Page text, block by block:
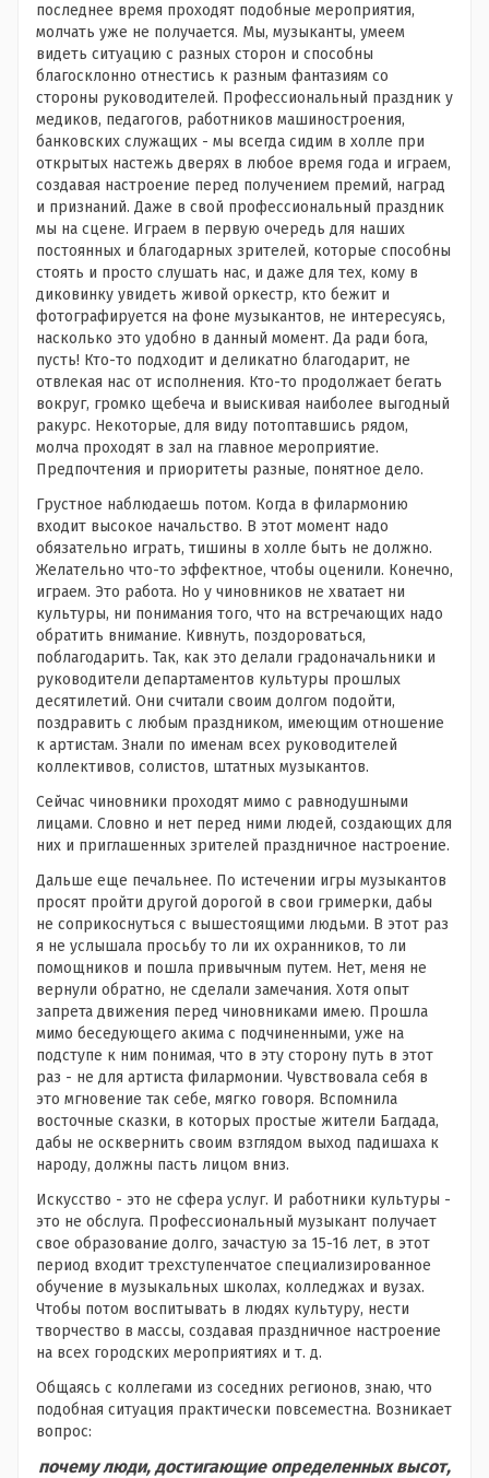
последнее время проходят подобные мероприятия,
молчать уже не получается. Мы, музыканты, умеем
видеть ситуацию с разных сторон и способны
благосклонно отнестись к разным фантазиям со
стороны руководителей. Профессиональный праздник у
медиков, педагогов, работников машиностроения,
банковских служащих - мы всегда сидим в холле при
открытых настежь дверях в любое время года и играем,
создавая настроение перед получением премий, наград
и признаний. Даже в свой профессиональный праздник
мы на сцене. Играем в первую очередь для наших
постоянных и благодарных зрителей, которые способны
стоять и просто слушать нас, и даже для тех, кому в
диковинку увидеть живой оркестр, кто бежит и
фотографируется на фоне музыкантов, не интересуясь,
насколько это удобно в данный момент. Да ради бога,
пусть! Кто-то подходит и деликатно благодарит, не
отвлекая нас от исполнения. Кто-то продолжает бегать
вокруг, громко щебеча и выискивая наиболее выгодный
ракурс. Некоторые, для виду потоптавшись рядом,
молча проходят в зал на главное мероприятие.
Предпочтения и приоритеты разные, понятное дело.
Грустное наблюдаешь потом. Когда в филармонию
входит высокое начальство. В этот момент надо
обязательно играть, тишины в холле быть не должно.
Желательно что-то эффектное, чтобы оценили. Конечно,
играем. Это работа. Но у чиновников не хватает ни
культуры, ни понимания того, что на встречающих надо
обратить внимание. Кивнуть, поздороваться,
поблагодарить. Так, как это делали градоначальники и
руководители департаментов культуры прошлых
десятилетий. Они считали своим долгом подойти,
поздравить с любым праздником, имеющим отношение
к артистам. Знали по именам всех руководителей
коллективов, солистов, штатных музыкантов.
Сейчас чиновники проходят мимо с равнодушными
лицами. Словно и нет перед ними людей, создающих для
них и приглашенных зрителей праздничное настроение.
Дальше еще печальнее. По истечении игры музыкантов
просят пройти другой дорогой в свои гримерки, дабы
не соприкоснуться с вышестоящими людьми. В этот раз
я не услышала просьбу то ли их охранников, то ли
помощников и пошла привычным путем. Нет, меня не
вернули обратно, не сделали замечания. Хотя опыт
запрета движения перед чиновниками имею. Прошла
мимо беседующего акима с подчиненными, уже на
подступе к ним понимая, что в эту сторону путь в этот
раз - не для артиста филармонии. Чувствовала себя в
это мгновение так себе, мягко говоря. Вспомнила
восточные сказки, в которых простые жители Багдада,
дабы не осквернить своим взглядом выход падишаха к
народу, должны пасть лицом вниз.
Искусство - это не сфера услуг. И работники культуры -
это не обслуга. Профессиональный музыкант получает
свое образование долго, зачастую за 15-16 лет, в этот
период входит трехступенчатое специализированное
обучение в музыкальных школах, колледжах и вузах.
Чтобы потом воспитывать в людях культуру, нести
творчество в массы, создавая праздничное настроение
на всех городских мероприятиях и т. д.
Общаясь с коллегами из соседних регионов, знаю, что
подобная ситуация практически повсеместна. Возникает
вопрос:
почему люди, достигающие определенных высот,